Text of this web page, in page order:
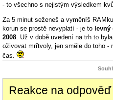
- to všechno s nejistým výsledkem
Za 5 minut seženeš a vyměníš
korun se prostě nevyplatí - je to levný
2008 . Už v době uvedení na trh to
oživovat mrřtvoly, jen směle do toho -
čas.
Reakce na odpověď